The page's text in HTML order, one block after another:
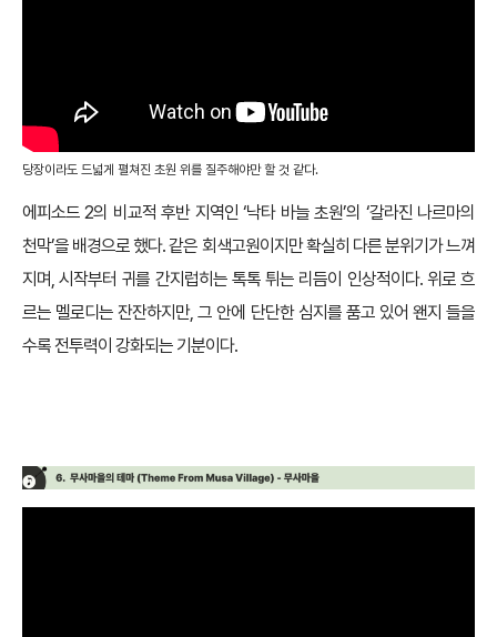
당장이라도 드넓게 펼쳐진 초원 위를 질주해야만 할 것 같다.
에피소드 2의 비교적 후반 지역인 ‘낙타 바늘 초원’의 ‘갈라진 나르마의
천막’을 배경으로 했다. 같은 회색고원이지만 확실히 다른 분위기가 느껴
지며, 시작부터 귀를 간지럽히는 톡톡 튀는 리듬이 인상적이다. 위로 흐
르는 멜로디는 잔잔하지만, 그 안에 단단한 심지를 품고 있어 왠지 들을
수록 전투력이 강화되는 기분이다.